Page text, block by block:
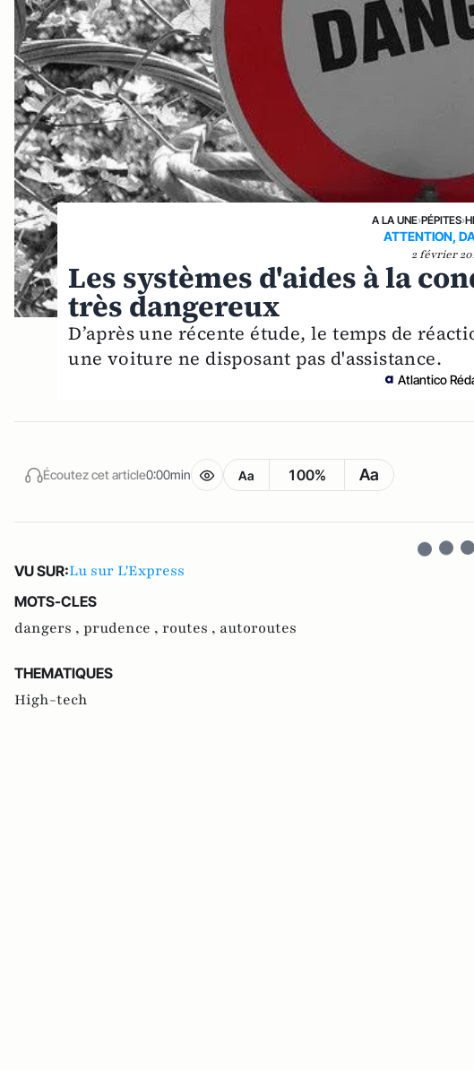
A LA UNE›PÉPITES›
ATTENTION,
2 février
Les systèmes d'aides à la
très dangereux
D’après une récente étude, le temps de
une voiture ne disposant pas d'assistance.
Atlantico
Écoutez cet article0:00min Aa 100% Aa
VU SUR:Lu sur L'Express
MOTS-CLES
dangers , prudence , routes , autoroutes
THEMATIQUES
High-tech